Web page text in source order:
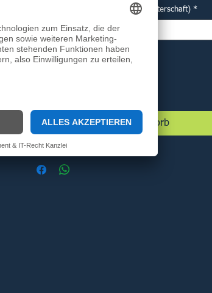
Option DESV Siegel (für Deutsche Meisterschaft) *
Auswählen
Anzahl*
In den Warenkorb